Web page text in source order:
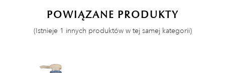
POWIĄZANE PRODUKTY
(Istnieje 1 innych produktów w tej samej kategorii)